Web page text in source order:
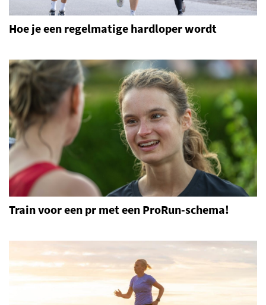
Hoe je een regelmatige hardloper wordt
Train voor een pr met een ProRun-schema!